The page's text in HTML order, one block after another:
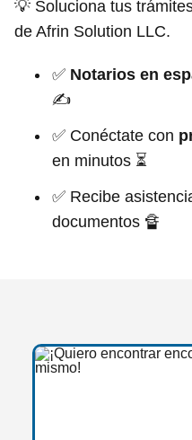
💡 Soluciona tus
de Afrin Solution LLC.
✅ Notarios en
✍
✅ Conéctate con
en minutos ⏳
✅ Recibe
documentos 🔏